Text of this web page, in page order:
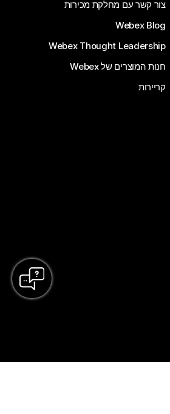
צור קשר עם מחלקת מכירות
Webex Blog
Webex Thought Leadership
חנות המוצרים של Webex
קריירות